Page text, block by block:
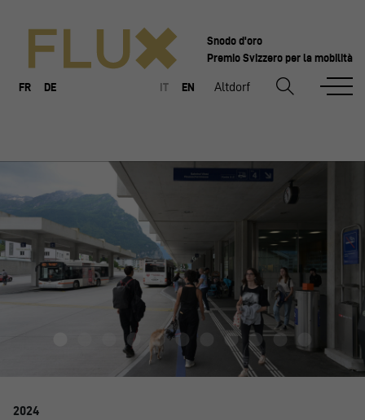
Snodo d'oro
Premio Svizzero per la mobilità
FR DE IT EN Altdorf
2024